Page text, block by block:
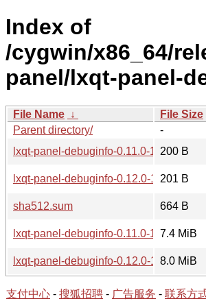
Index of
/cygwin/x86_64/
panel/lxqt-panel-
File Name ↓ File Size
Parent directory/
-
lxqt-panel-debuginfo-0.11.0-1.hint
200 B
lxqt-panel-debuginfo-0.12.0-1.hint
201 B
sha512.sum
664 B
lxqt-panel-debuginfo-0.11.0-1.tar.xz
7.4 MiB
lxqt-panel-debuginfo-0.12.0-1.tar.xz
8.0 MiB
支付中心 - 搜狐招聘 - 广告服务 - 联系方